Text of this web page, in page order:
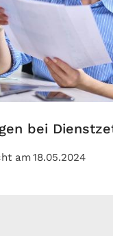
bei
am18.05.2024